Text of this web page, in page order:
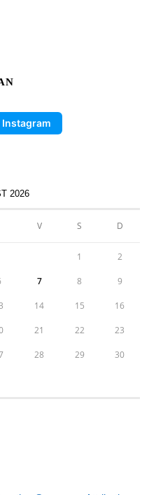
2026
V S D
1 2
7 8 9
14 15 16
21 22 23
28 29 30